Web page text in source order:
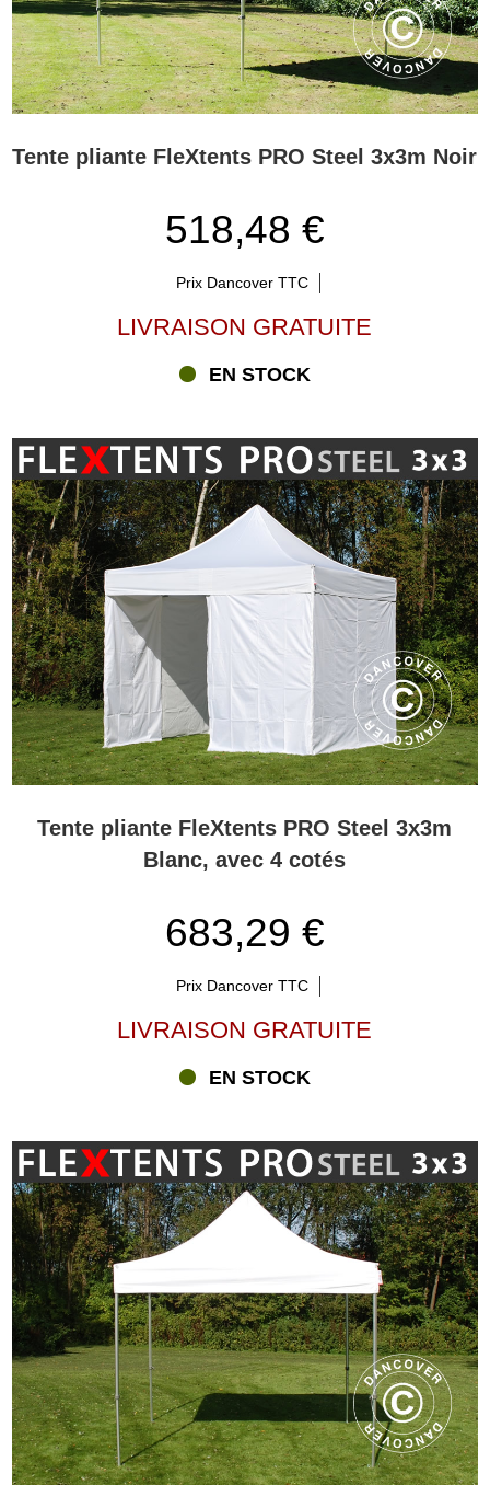
Tente pliante FleXtents PRO Steel 3x3m Noir
518,48 €
Prix Dancover TTC
LIVRAISON GRATUITE
EN STOCK
Tente pliante FleXtents PRO Steel 3x3m
Blanc, avec 4 cotés
683,29 €
Prix Dancover TTC
LIVRAISON GRATUITE
EN STOCK